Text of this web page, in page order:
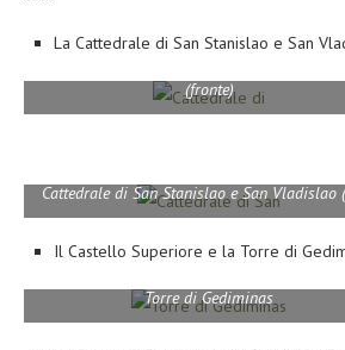
La Cattedrale di San Stanislao e San
(fronte)
Cattedrale di San Stanislao e San Vladislao
Il Castello Superiore e la Torre di
Torre di Gediminas